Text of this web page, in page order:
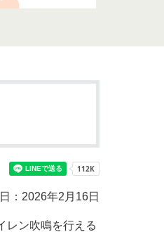
・都市計画
没者
一覧
ータ
：2026年2月16日
レン吹鳴を行える